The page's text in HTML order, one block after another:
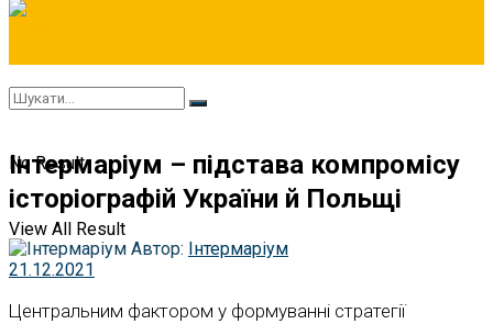
No Result
View All Result
Інтермаріум – підстава компромісу
історіографій України й Польщі
Автор: Інтермаріум
21.12.2021
Центральним фактором у формуванні стратегії